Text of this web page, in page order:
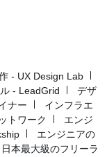
- UX Design Lab
- LeadGrid
デザ
ナー
インフラエ
トワーク
エンジ
エンジニアの
日本最大級のフリーラ